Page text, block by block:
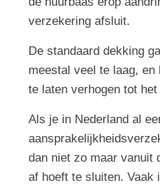
verzekering afsluit.
De standaard dekking
meestal veel te laag,
te laten verhogen tot het
Als je in Nederland al
dan niet zo maar vanuit
af hoeft te sluiten. Vaak